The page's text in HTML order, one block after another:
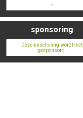
Info
-
sponsoring
Deze nascholing wordt niet
gesponsord.